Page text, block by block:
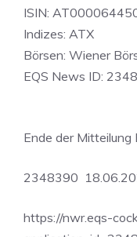
ISIN:
Indizes: ATX
Börsen: Wiener
EQS News ID:
Ende der
2348390
https://nwr.eqs-